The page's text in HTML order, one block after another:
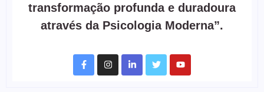
transformação profunda e duradoura
através da Psicologia Moderna”.